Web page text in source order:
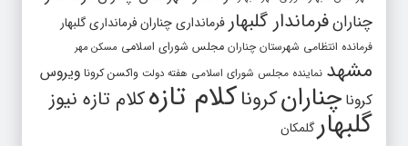
چنارانفرماندار گلبهار فرمانداری چنارانفرمانداری گلبهار
فرمانده انتظامی شهرستان چناران مجلس شورای اسلامی مسکن مهر
مشهد نماینده مجلس شورای اسلامی هفته دولت واکسن کرونا ویروس
کرونا چنارانکروناکلام تازهکلام تازه نیوز
گلبهارگلمکان